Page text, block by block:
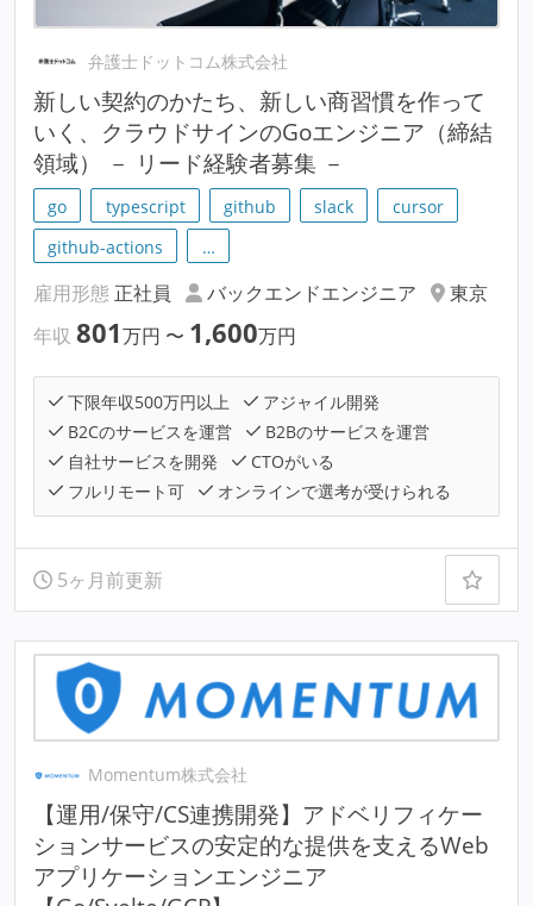
弁護士ドットコム株式会社
新しい契約のかたち、新しい商習慣を作って
いく、クラウドサインのGoエンジニア（締結
領域） － リード経験者募集 －
go typescript github slack
cursor
github-actions
…
雇用形態 正社員 バックエンドエンジニア
東京
年収 801万円 〜 1,600万円
下限年収500万円以上
アジャイル開発
B2Cのサービスを運営
B2Bのサービスを運営
自社サービスを開発
CTOがいる
フルリモート可
オンラインで選考が受けられる
5ヶ月前更新
Momentum株式会社
【運用/保守/CS連携開発】アドベリフィケー
ションサービスの安定的な提供を支えるWeb
アプリケーションエンジニア